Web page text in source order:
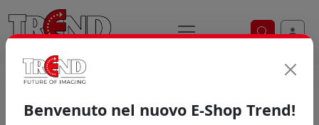
Ricerca
Benvenuto nel nuovo E-Shop Trend!